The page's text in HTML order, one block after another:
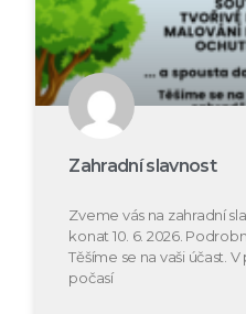
Zahradní slavnost
Zveme vás na zahradní
konat 10. 6. 2026.
Těšíme se na vaši účast.
počasí